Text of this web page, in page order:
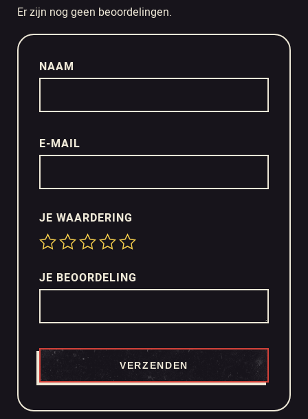
Er zijn nog geen beoordelingen.
JE WAARDERING
JE BEOORDELING
NAAM
E-MAIL